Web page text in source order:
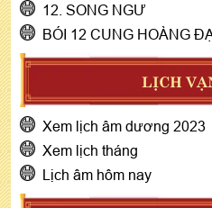
12. SONG NGƯ
BÓI 12 CUNG HOÀNG
LỊCH
Xem lịch âm dương 2023
Xem lịch tháng
Lịch âm hôm nay